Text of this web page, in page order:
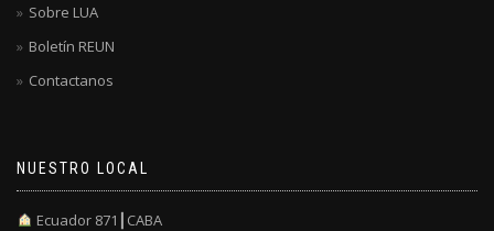
Sobre LUA
Boletín REUN
Contactanos
NUESTRO LOCAL
Ecuador 871┃CABA